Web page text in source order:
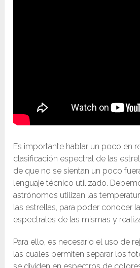
Es importante hablar un poco en
clasificación espectral de las
de que no se sientan un poco
lenguaje técnico utilizado.
astrónomos utilizan las
las estrellas, para poder conocer
espectrales de las mismas y
Para ello, es necesario el uso de
las cuales permiten separar los